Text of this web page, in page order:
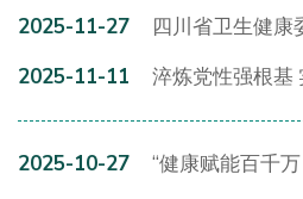
2025-11-27
四川省卫生健康
2025-11-11
淬炼党性强根基
2025-10-27
“健康赋能百千万，省二医党员